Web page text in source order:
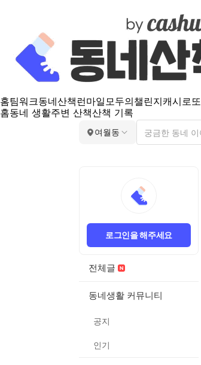
홈팀워크동네산책 런마일모두의챌린지캐시로또
홈동네 생활주변 산책산책 기록
여월동
로그인을 해주세요
전체글
동네생활 커뮤니티
공지
인기